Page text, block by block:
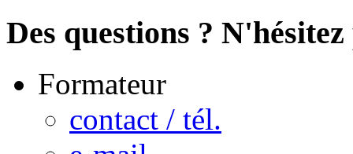
Des questions ?
Formateur
contact / tél.